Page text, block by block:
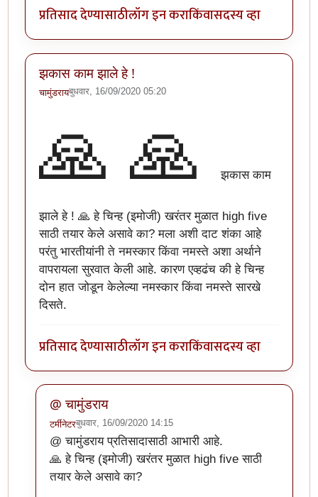
प्रतिसाद देण्यासाठीलॉग इन कराकिंवासदस्य व्हा
झकास काम झाले हे !
चामुंडरायबुधवार, 16/09/2020 05:20
🙏 🙏झकास काम
झाले हे ! 🙏 हे चिन्ह (इमोजी) खरंतर मुळात high five
साठी तयार केले असावे का? मला अशी दाट शंका आहे
परंतु भारतीयांनी ते नमस्कार किंवा नमस्ते अशा अर्थाने
वापरायला सुरवात केली आहे. कारण एव्हढंच की हे चिन्ह
दोन हात जोडून केलेल्या नमस्कार किंवा नमस्ते सारखे
दिसते.
प्रतिसाद देण्यासाठीलॉग इन कराकिंवासदस्य व्हा
@ चामुंडराय
टर्मीनेटरबुधवार, 16/09/2020 14:15
In reply toझकास काम झाले हे !byचामुंडराय
@ चामुंडराय प्रतिसादासाठी आभारी आहे.
🙏 हे चिन्ह (इमोजी) खरंतर मुळात high five साठी
तयार केले असावे का?